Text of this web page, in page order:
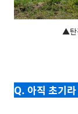
▲탄
Q. 아직 초기